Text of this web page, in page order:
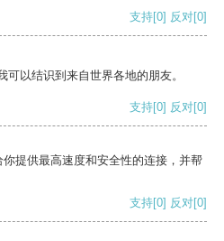
支持[0] 反对[0]
以结识到来自世界各地的朋友。
支持[0] 反对[0]
提供最高速度和安全性的连接，并帮
支持[0] 反对[0]